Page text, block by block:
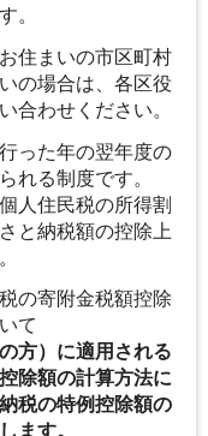
。
住まいの市区町村
の場合は、各区役
合わせください。
った年の翌年度の
れる制度です。
人住民税の所得割
と納税額の控除上
の寄附金税額控除
て
方）に適用される
除額の計算方法に
税の特例控除額の
ます。